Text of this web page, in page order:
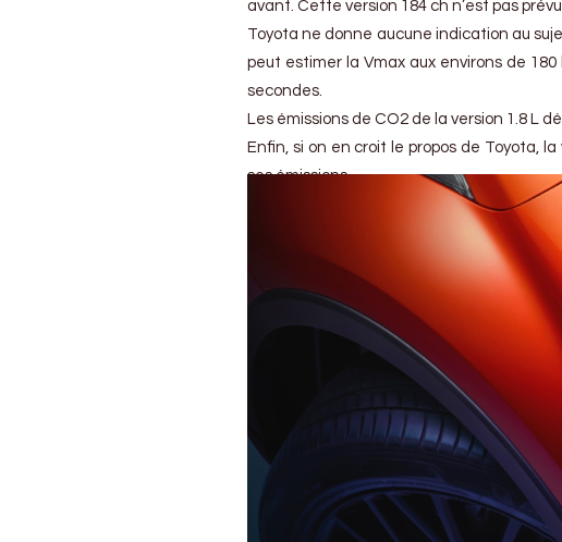
avant. Cette version 184 ch n’est pas
Toyota ne donne aucune indication au
peut estimer la Vmax aux environs de
secondes.
Les émissions de CO2 de la version 1.8 L
Enfin, si on en croit le propos de Toyota,
ses émissions.